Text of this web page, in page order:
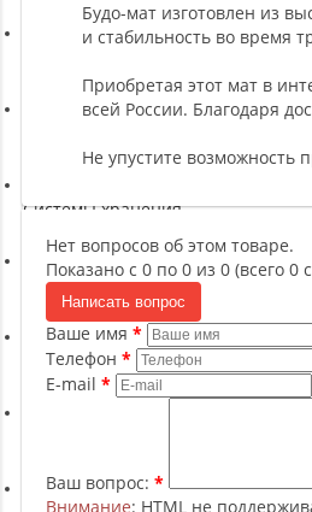
Системы хранения
Футбол и гандбол
Новинки
Будо-мат изготовлен из
и стабильность во время
Приобретая этот мат в
всей России. Благодаря
Не упустите возможность
Нет вопросов об этом товаре.
Показано с 0 по 0 из 0 (всего 0
Написать вопрос
Ваше имя
Телефон
E-mail
Ваш вопрос:
Внимание: HTML не